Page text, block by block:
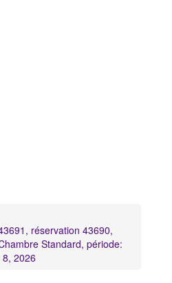
réservation 43690,
Standard, période:
2026